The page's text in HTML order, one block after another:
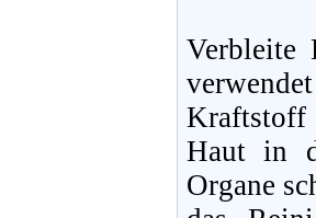
Verbleite
Haut in
Organe